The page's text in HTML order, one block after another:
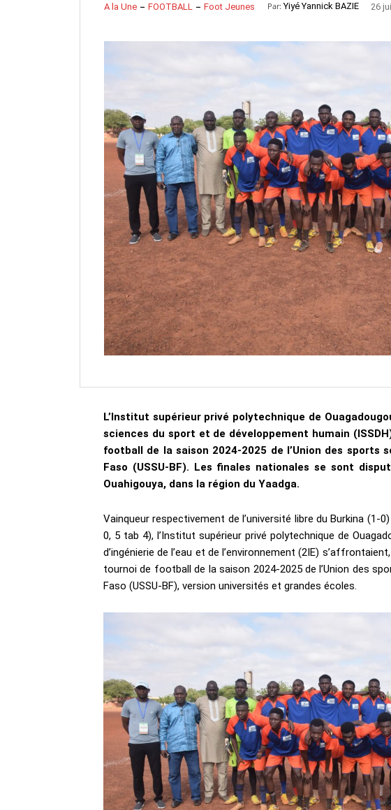
A la Une FOOTBALL Foot Jeunes Par: Yiyé Yannick BAZIE 26
L’Institut supérieur privé polytechnique de
sciences du sport et de développement humain
football de la saison 2024-2025 de l’Union des sports
Faso (USSU-BF). Les finales nationales se sont
Ouahigouya, dans la région du Yaadga.
Vainqueur respectivement de l’université libre du Burkina (1-
0, 5 tab 4), l’Institut supérieur privé polytechnique de
d’ingénierie de l’eau et de l’environnement (2IE)
tournoi de football de la saison 2024-2025 de l’Union des
Faso (USSU-BF), version universités et grandes écoles.